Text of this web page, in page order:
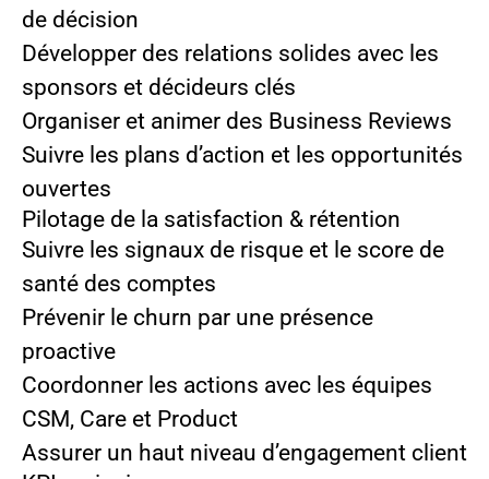
de décision
Développer des relations solides avec les
sponsors et décideurs clés
Organiser et animer des Business Reviews
Suivre les plans d’action et les opportunités
ouvertes
Pilotage de la satisfaction & rétention
Suivre les signaux de risque et le score de
santé des comptes
Prévenir le churn par une présence
proactive
Coordonner les actions avec les équipes
CSM, Care et Product
Assurer un haut niveau d’engagement client